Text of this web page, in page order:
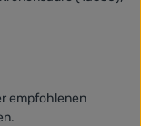
empfohlenen